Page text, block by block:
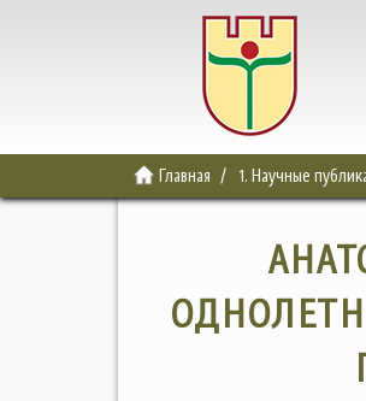
Главная 1. Научные